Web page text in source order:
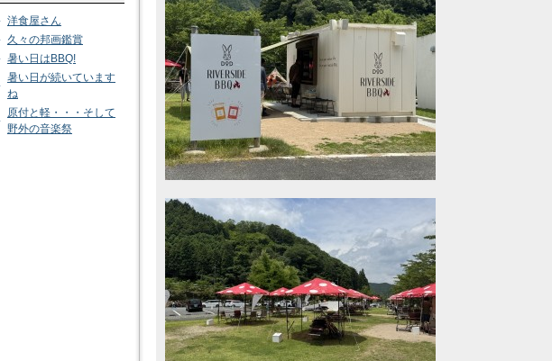
洋食屋さん
久々の邦画鑑賞
暑い日はBBQ!
暑い日が続いています
ね
原付と軽・・・そして
野外の音楽祭